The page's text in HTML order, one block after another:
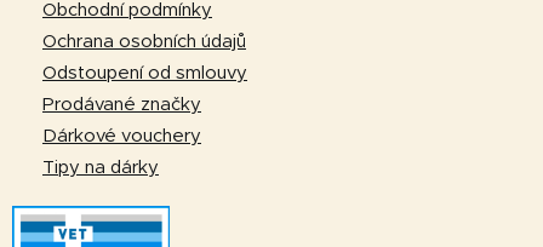
Obchodní podmínky
Ochrana osobních údajů
Odstoupení od smlouvy
Prodávané značky
Dárkové vouchery
Tipy na dárky